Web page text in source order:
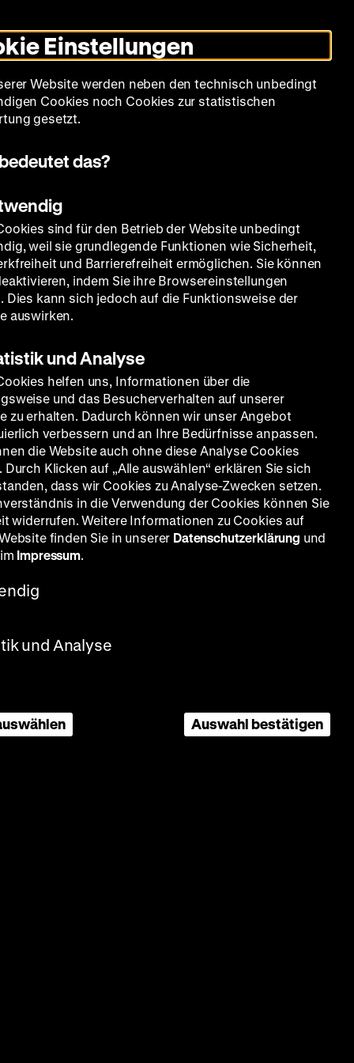
Modus
umschalten
zum
Deutschen
Historischen
in
Deutscher
zum
Deutschen
Historischen
in
Leichter
Sammlung Bildung Museum
von Wyhl
I, Sekundarstufe II
Einstellungen
Website werden neben den technisch unbedingt
Cookies noch Cookies zur statistischen
gesetzt.
das?
sind für den Betrieb der Website unbedingt
weil sie grundlegende Funktionen wie Sicherheit,
und Barrierefreiheit ermöglichen. Sie können
indem Sie ihre Browsereinstellungen
Dies kann sich jedoch auf die Funktionsweise der
auswirken.
und Analyse
helfen uns, Informationen über die
und das Besucherverhalten auf unserer
zu erhalten. Dadurch können wir unser Angebot
verbessern und an Ihre Bedürfnisse anpassen.
die Website auch ohne diese Analyse Cookies
Durch Klicken auf „Alle auswählen“ erklären Sie sich
dass wir Cookies zu Analyse-Zwecken setzen.
in die Verwendung der Cookies können Sie
widerrufen. Weitere Informationen zu Cookies auf
finden Sie in unserer Datenschutzerklärung und
Impressum.
und Analyse
Auswahl bestätigen